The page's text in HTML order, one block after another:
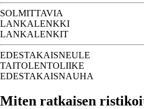
SOLMITTAVIA
LANKALENKKI
LANKALENKIT
EDESTAKAISNEULE
TAITOLENTOLIIKE
EDESTAKAISNAUHA
Miten ratkaisen